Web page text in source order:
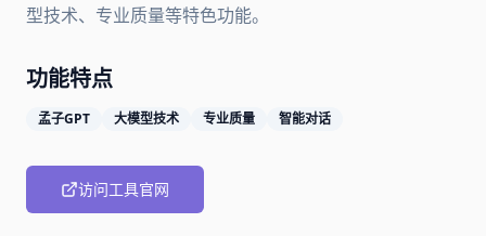
型技术、专业质量等特色功能。
功能特点
孟子GPT 大模型技术 专业质量 智能对话
访问工具官网